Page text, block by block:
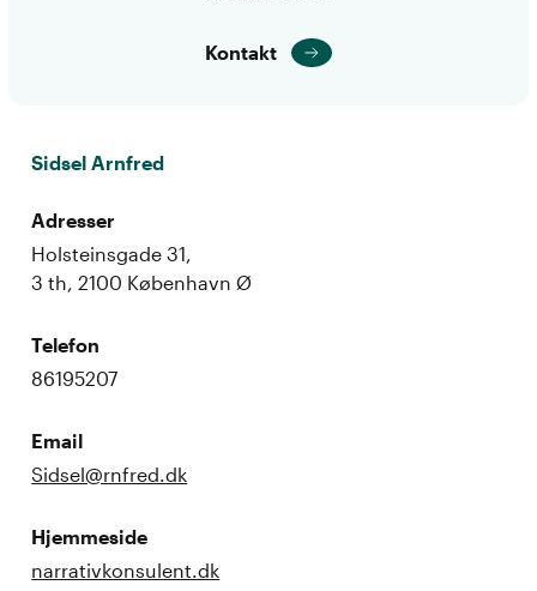
Kontakt
Sidsel Arnfred
Adresser
Holsteinsgade 31,
3 th, 2100 København Ø
Telefon
86195207
Email
Sidsel@rnfred.dk
Hjemmeside
narrativkonsulent.dk